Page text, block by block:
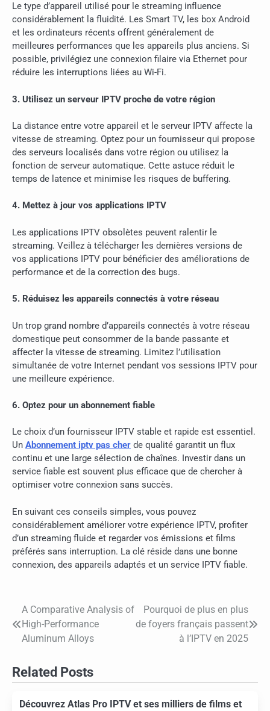
Le type d’appareil utilisé pour le streaming influence
considérablement la fluidité. Les Smart TV, les box Android
et les ordinateurs récents offrent généralement de
meilleures performances que les appareils plus anciens. Si
possible, privilégiez une connexion filaire via Ethernet pour
réduire les interruptions liées au Wi-Fi.
3. Utilisez un serveur IPTV proche de votre région
La distance entre votre appareil et le serveur IPTV affecte la
vitesse de streaming. Optez pour un fournisseur qui propose
des serveurs localisés dans votre région ou utilisez la
fonction de serveur automatique. Cette astuce réduit le
temps de latence et minimise les risques de buffering.
4. Mettez à jour vos applications IPTV
Les applications IPTV obsolètes peuvent ralentir le
streaming. Veillez à télécharger les dernières versions de
vos applications IPTV pour bénéficier des améliorations de
performance et de la correction des bugs.
5. Réduisez les appareils connectés à votre réseau
Un trop grand nombre d’appareils connectés à votre réseau
domestique peut consommer de la bande passante et
affecter la vitesse de streaming. Limitez l’utilisation
simultanée de votre Internet pendant vos sessions IPTV pour
une meilleure expérience.
6. Optez pour un abonnement fiable
Le choix d’un fournisseur IPTV stable et rapide est essentiel.
Un Abonnement iptv pas cher de qualité garantit un flux
continu et une large sélection de chaînes. Investir dans un
service fiable est souvent plus efficace que de chercher à
optimiser votre connexion sans succès.
En suivant ces conseils simples, vous pouvez
considérablement améliorer votre expérience IPTV, profiter
d’un streaming fluide et regarder vos émissions et films
préférés sans interruption. La clé réside dans une bonne
connexion, des appareils adaptés et un service IPTV fiable.
Post
navigation
A Comparative Analysis of
High-Performance
Aluminum Alloys
Pourquoi de plus en plus
de foyers français passent
à l’IPTV en 2025
Related Posts
Découvrez Atlas Pro IPTV et ses milliers de films et